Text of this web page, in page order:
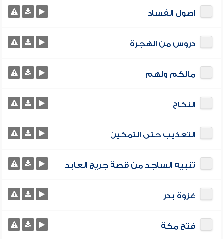
اصول الفساد
دروس من الهجرة
مالكم ولهم
النكاح
التعذيب حتى التمكين
تنبيه الساجد من قصة جريج العابد
غزوة بدر
فتح مكة